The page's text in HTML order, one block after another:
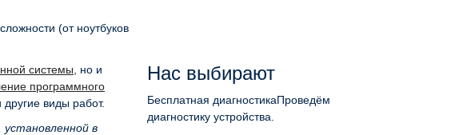
(от ноутбуков
системы , но и
программного
другие виды работ.
в
Нас выбирают
Бесплатная диагностикаПроведём
диагностику устройства.